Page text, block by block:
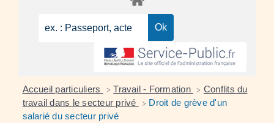
Accueil particuliers > Travail - Formation > Conflits du
travail dans le secteur privé
> Droit de grève d'un
salarié du secteur privé